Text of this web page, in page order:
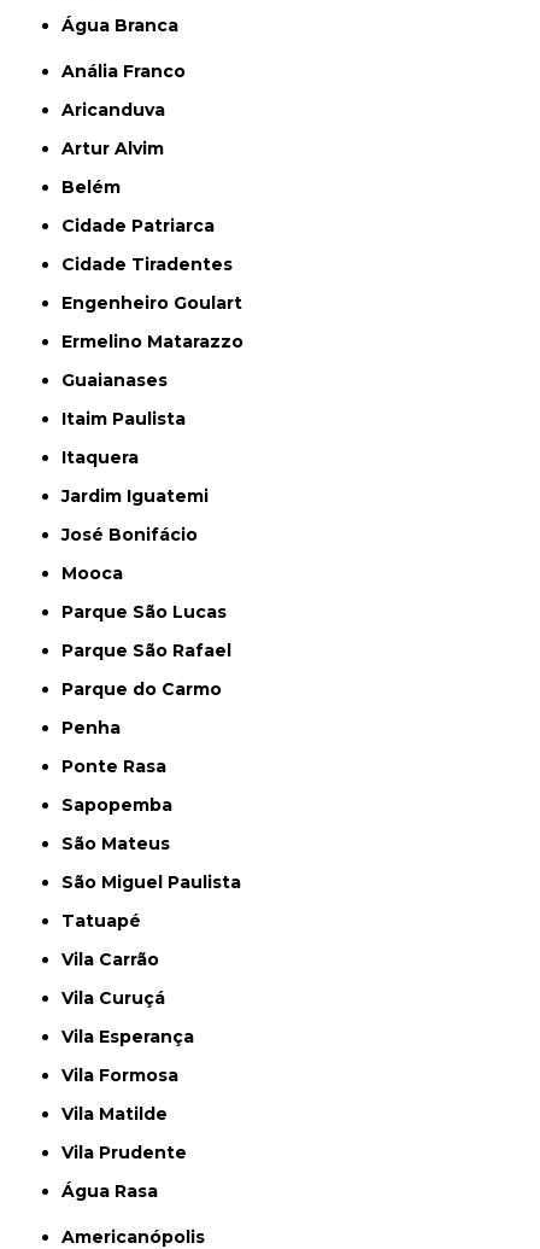
Água Branca
Anália Franco
Aricanduva
Artur Alvim
Belém
Cidade Patriarca
Cidade Tiradentes
Engenheiro Goulart
Ermelino Matarazzo
Guaianases
Itaim Paulista
Itaquera
Jardim Iguatemi
José Bonifácio
Mooca
Parque São Lucas
Parque São Rafael
Parque do Carmo
Penha
Ponte Rasa
Sapopemba
São Mateus
São Miguel Paulista
Tatuapé
Vila Carrão
Vila Curuçá
Vila Esperança
Vila Formosa
Vila Matilde
Vila Prudente
Água Rasa
Americanópolis